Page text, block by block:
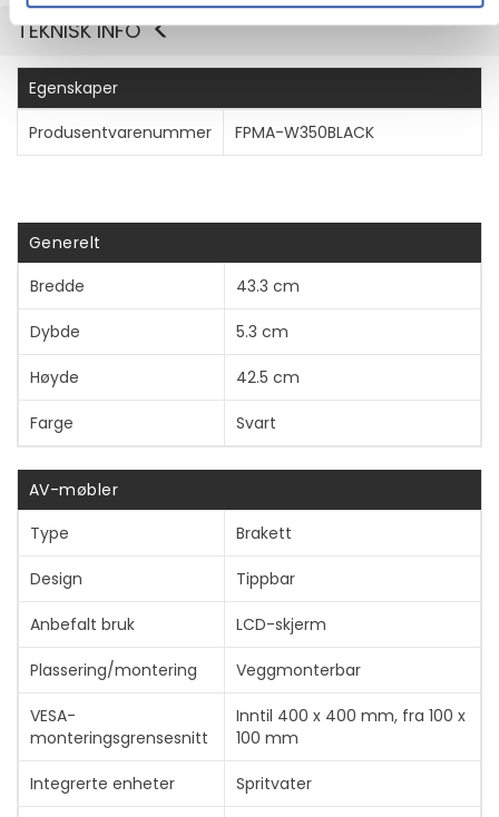
Vis mer
TEKNISK INFO
Egenskaper
Produsentvarenummer
FPMA-W350BLACK
Generelt
Bredde
43.3 cm
Dybde 5.3 cm
Høyde 42.5 cm
Farge Svart
AV-møbler
Type
Brakett
Design Tippbar
Anbefalt bruk LCD-skjerm
Plassering/montering Veggmonterbar
VESA-
monteringsgrensesnitt
Inntil 400 x 400 mm, fra 100 x
100 mm
Integrerte enheter Spritvater